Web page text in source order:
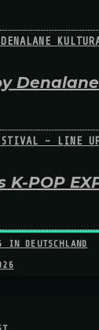
K-POP
DEUTSCHLAND